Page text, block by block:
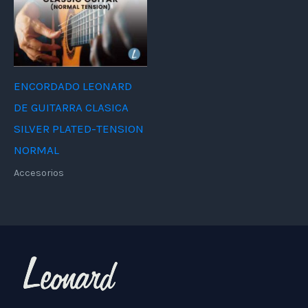
ENCORDADO LEONARD
DE GUITARRA CLASICA
SILVER PLATED-TENSION
NORMAL
Accesorios